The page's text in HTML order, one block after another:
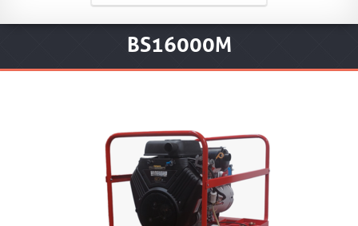
BS16000M